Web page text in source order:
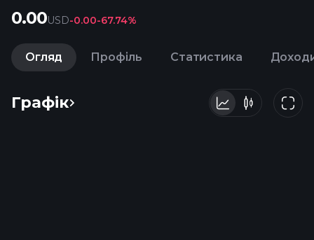
0.00USD-0.00-67.74%
Огляд Профіль Статистика
Графік